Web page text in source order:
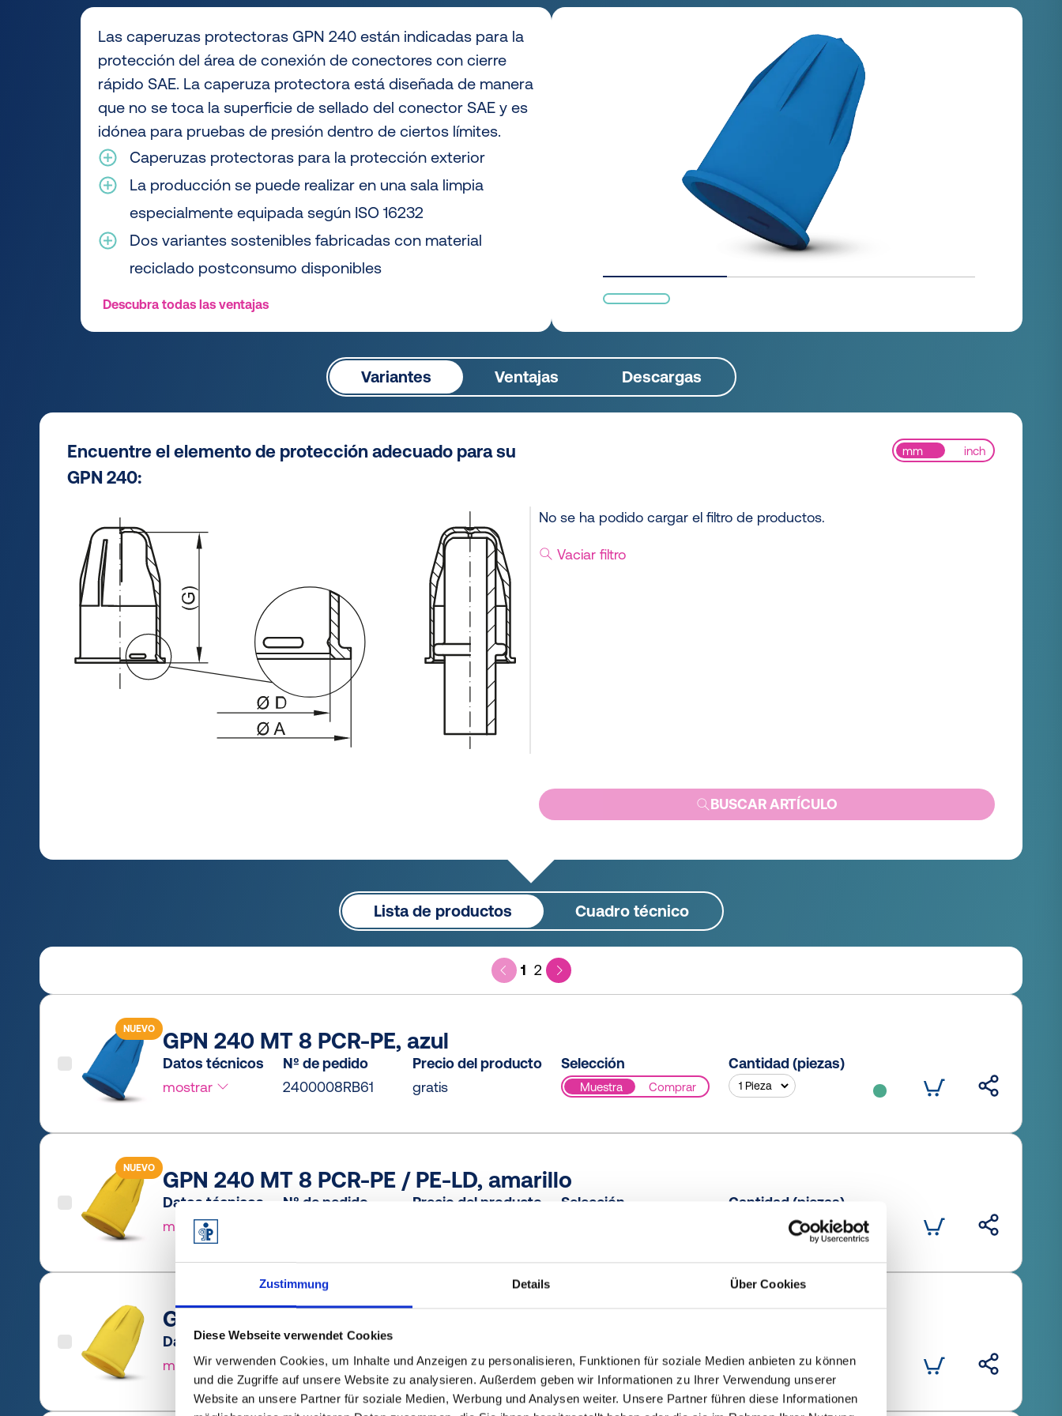
Zustimmung Details Über Cookies
Diese Webseite verwendet Cookies
Wir verwenden Cookies, um Inhalte und Anzeigen zu personalisieren, Funktionen für soziale Medien anbieten zu können
und die Zugriffe auf unsere Website zu analysieren. Außerdem geben wir Informationen zu Ihrer Verwendung unserer
Website an unsere Partner für soziale Medien, Werbung und Analysen weiter. Unsere Partner führen diese Informationen
Las caperuzas protectoras GPN 240 están indicadas para la
protección del área de conexión de conectores con cierre
rápido SAE. La caperuza protectora está diseñada de manera
que no se toca la superficie de sellado del conector SAE y es
idónea para pruebas de presión dentro de ciertos límites.
Caperuzas protectoras para la protección exterior
La producción se puede realizar en una sala limpia
especialmente equipada según ISO 16232
Dos variantes sostenibles fabricadas con material
reciclado postconsumo disponibles
Descubra todas las ventajas
Variantes Ventajas Descargas
Encuentre el elemento de protección adecuado para su
GPN 240:
No se ha podido cargar el filtro de productos.
mm inch
Vaciar filtro
BUSCAR ARTÍCULO
Lista de productos Cuadro técnico
1 2
NUEVO GPN 240 MT 8 PCR-PE, azul
Datos técnicos
mostrar
Nº de pedido
2400008RB61
Precio del producto
gratis
Selección
Muestra Comprar
Cantidad (piezas)
NUEVO GPN 240 MT 8 PCR-PE / PE-LD, amarillo
Datos técnicos
mostrar
Nº de pedido
Precio del producto
Selección Cantidad (piezas)
GPN 240 MT 8 PE-LLD, amarillo
Datos técnicos
mostrar
Nº de pedido
24000080000
gratis
Muestra Comprar